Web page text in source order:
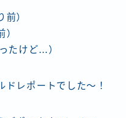
前）
）
たけど…）
レポートでした〜！